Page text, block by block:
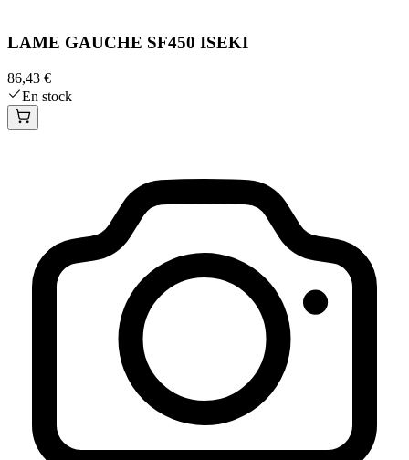
LAME GAUCHE SF450 ISEKI
86,43 €
En stock